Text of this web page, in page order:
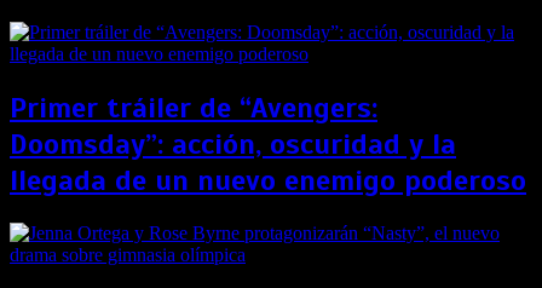
Primer tráiler de “Avengers:
Doomsday”: acción, oscuridad y la
llegada de un nuevo enemigo poderoso